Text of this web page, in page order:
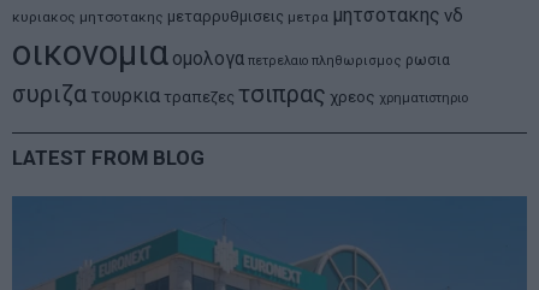
κυριακος μητσοτακης μεταρρυθμισεις μετρα μητσοτακης νδ
οικονομια ομολογα πετρελαιο πληθωρισμος ρωσια
συριζα τουρκια τραπεζες τσιπρας χρεος χρηματιστηριο
LATEST FROM BLOG